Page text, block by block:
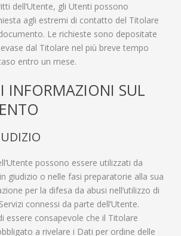
dell’Utente, gli Utenti possono
agli estremi di contatto del Titolare
Le richieste sono depositate
dal Titolare nel più breve tempo
entro un mese.
INFORMAZIONI SUL
possono essere utilizzati da
giudizio o nelle fasi preparatorie alla sua
per la difesa da abusi nell’utilizzo di
connessi da parte dell’Utente.
essere consapevole che il Titolare
a rivelare i Dati per ordine delle